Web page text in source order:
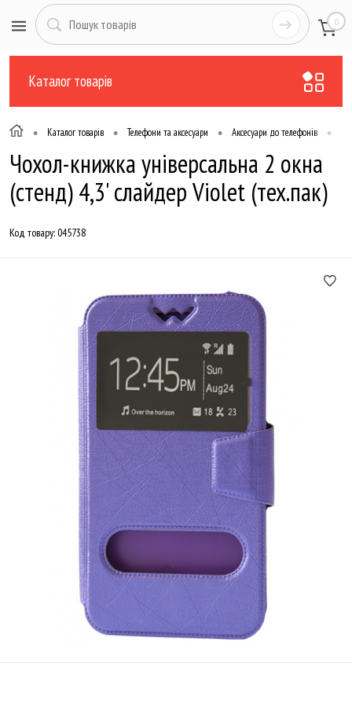
0
Каталог товарів
• Каталог товарів • Телефони та аксесуари • Аксесуари до телефонів •
Чохол-книжка універсальна 2 окна
(стенд) 4,3' слайдер Violet (тех.пак)
Код товару:045738